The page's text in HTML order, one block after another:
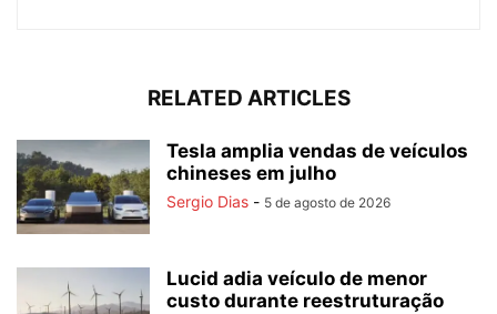
RELATED ARTICLES
Tesla amplia vendas de veículos
chineses em julho
Sergio Dias - 5 de agosto de 2026
Lucid adia veículo de menor
custo durante reestruturação